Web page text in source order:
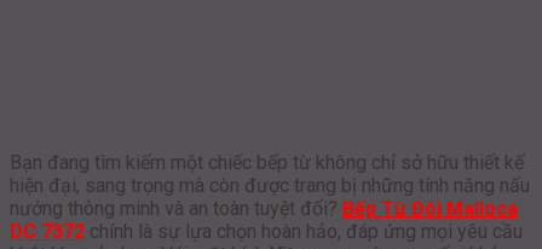
Bạn đang tìm kiếm một chiếc bếp từ không chỉ sở hữu thiết kế
hiện đại, sang trọng mà còn được trang bị những tính năng nấu
nướng thông minh và an toàn tuyệt đối? Bếp Từ Đôi Malloca
DC 7372 chính là sự lựa chọn hoàn hảo, đáp ứng mọi yêu cầu